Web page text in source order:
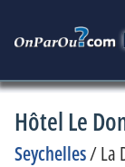
Hôtel Le
Seychelles/La